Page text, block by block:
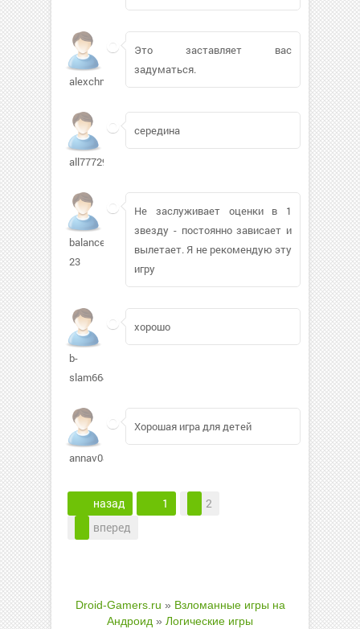
alexchmidt
Это заставляет вас
задуматься.
all77729
середина
balance-
23
Не заслуживает оценки в 1
звезду - постоянно зависает и
вылетает. Я не рекомендую эту
игру
b-
slam664
хорошо
annav08
Хорошая игра для детей
назад 1
2
вперед
Droid-Gamers.ru » Взломанные игры на
Андроид » Логические игры